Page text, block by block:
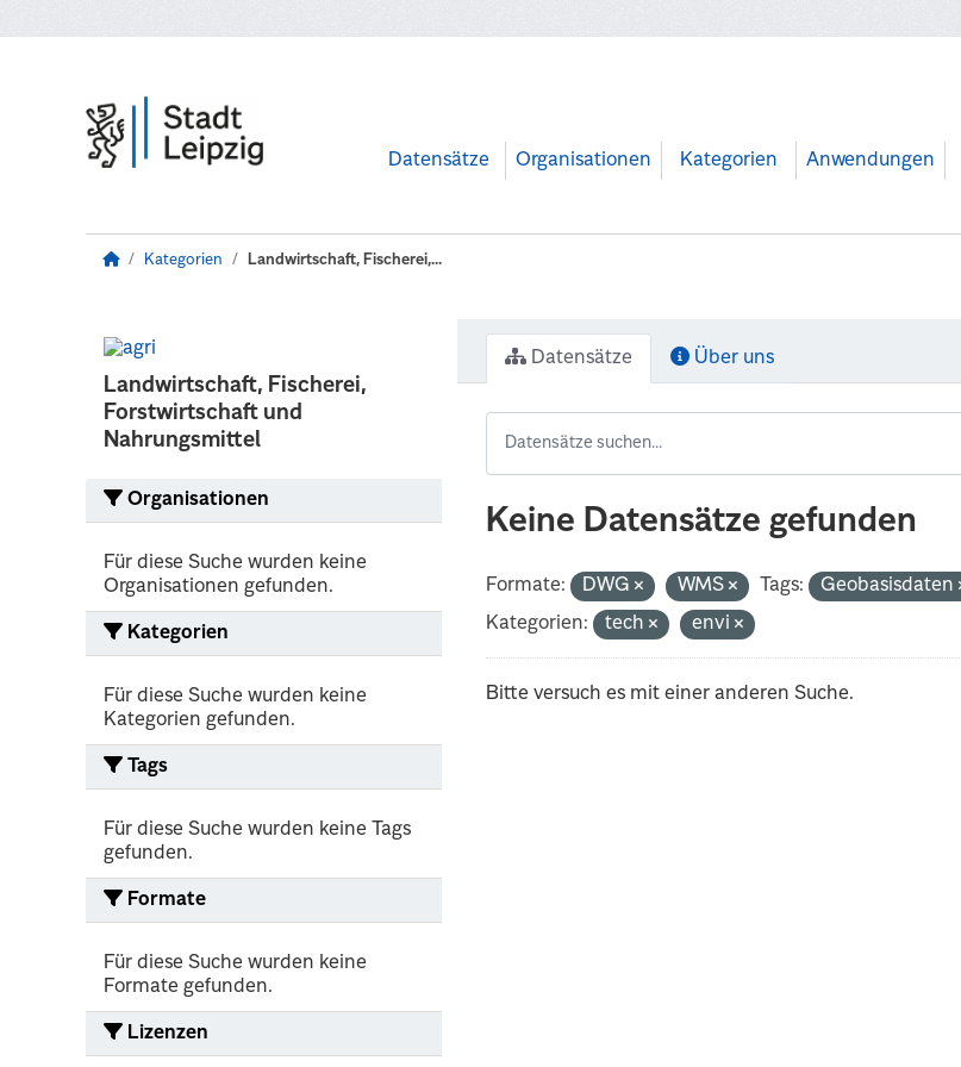
Datensätze Organisationen Kategorien Anwendungen
Kategorien Landwirtschaft, Fischerei,...
Landwirtschaft, Fischerei,
Forstwirtschaft und
Nahrungsmittel
Organisationen
Für diese Suche wurden keine
Organisationen gefunden.
Kategorien
Für diese Suche wurden keine
Kategorien gefunden.
Tags
Für diese Suche wurden keine Tags
gefunden.
Formate
Für diese Suche wurden keine
Formate gefunden.
Lizenzen
Datensätze Über uns
Keine Datensätze gefunden
Formate: DWG WMS Tags: Geobasisdaten
Kategorien:
tech envi
Bitte versuch es mit einer anderen Suche.